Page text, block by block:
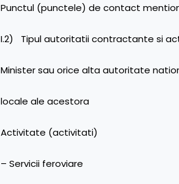
Punctul (punctele) de contact
I.2) Tipul autoritatii contractante si
Minister sau orice alta autoritate
locale ale acestora
Activitate (activitati)
– Servicii feroviare